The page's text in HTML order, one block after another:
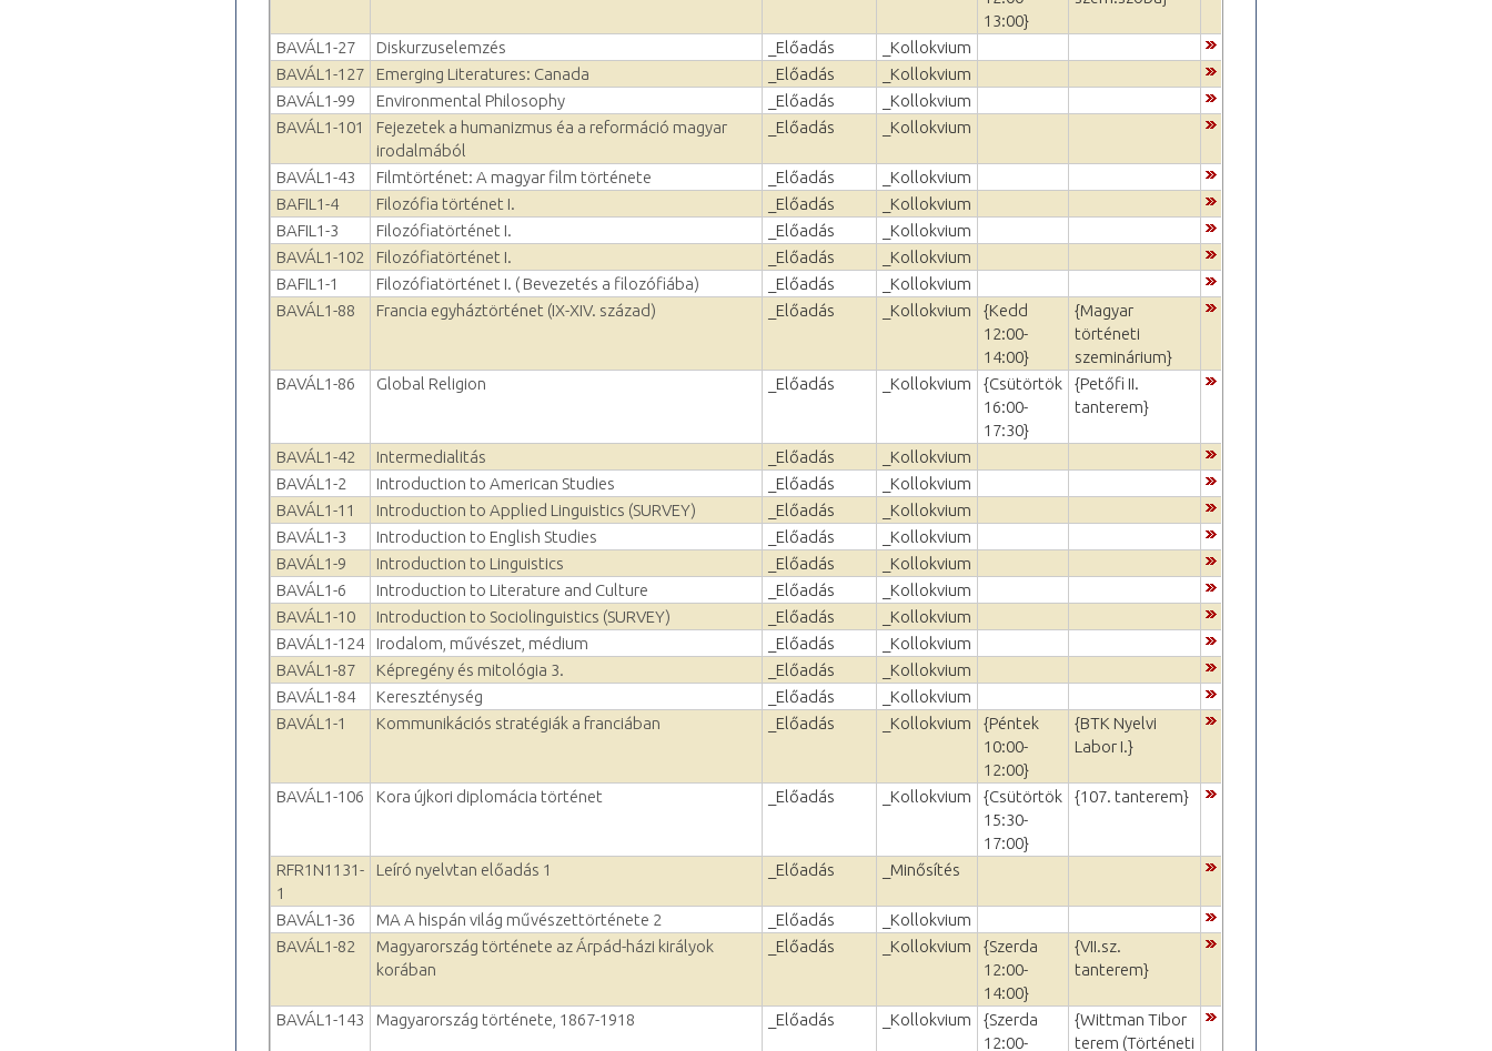
13:00}
BAVÁL1-27 Diskurzuselemzés _Előadás
_Kollokvium
BAVÁL1-127
Emerging Literatures: Canada _Előadás
_Kollokvium
BAVÁL1-99
Environmental Philosophy _Előadás
_Kollokvium
BAVÁL1-101
Fejezetek a humanizmus éa a reformáció magyar
irodalmából
_Előadás _Kollokvium
BAVÁL1-43 Filmtörténet: A magyar film története _Előadás
_Kollokvium
BAFIL1-4
Filozófia történet I. _Előadás
_Kollokvium
BAFIL1-3
Filozófiatörténet I. _Előadás
_Kollokvium
BAVÁL1-102
Filozófiatörténet I. _Előadás
_Kollokvium
BAFIL1-1
Filozófiatörténet I. ( Bevezetés a filozófiába) _Előadás
_Kollokvium
BAVÁL1-88
Francia egyháztörténet (IX-XIV. század) _Előadás _Kollokvium
{Kedd
12:00-
14:00}
{Magyar
történeti
szeminárium}
BAVÁL1-86
Global Religion _Előadás _Kollokvium
{Csütörtök
16:00-
17:30}
{Petőfi II.
tanterem}
BAVÁL1-42 Intermedialitás _Előadás
_Kollokvium
BAVÁL1-2
Introduction to American Studies _Előadás
_Kollokvium
BAVÁL1-11
Introduction to Applied Linguistics (SURVEY) _Előadás
_Kollokvium
BAVÁL1-3
Introduction to English Studies _Előadás
_Kollokvium
BAVÁL1-9
Introduction to Linguistics _Előadás
_Kollokvium
BAVÁL1-6
Introduction to Literature and Culture _Előadás
_Kollokvium
BAVÁL1-10
Introduction to Sociolinguistics (SURVEY) _Előadás
_Kollokvium
BAVÁL1-124
Irodalom, művészet, médium _Előadás
_Kollokvium
BAVÁL1-87
Képregény és mitológia 3. _Előadás
_Kollokvium
BAVÁL1-84
Kereszténység _Előadás
_Kollokvium
BAVÁL1-1
Kommunikációs stratégiák a franciában _Előadás _Kollokvium
{Péntek
10:00-
12:00}
{BTK Nyelvi
Labor I.}
BAVÁL1-106 Kora újkori diplomácia történet _Előadás _Kollokvium
{Csütörtök
15:30-
17:00}
{107. tanterem}
RFR1N1131-
1
Leíró nyelvtan előadás 1 _Előadás _Minősítés
BAVÁL1-36 MA A hispán világ művészettörténete 2 _Előadás
_Kollokvium
BAVÁL1-82
Magyarország története az Árpád-házi királyok
korában
_Előadás _Kollokvium
{Szerda
12:00-
14:00}
{VII.sz.
tanterem}
BAVÁL1-143 Magyarország története, 1867-1918 _Előadás _Kollokvium
{Szerda
12:00-
{Wittman Tibor
terem (Történeti